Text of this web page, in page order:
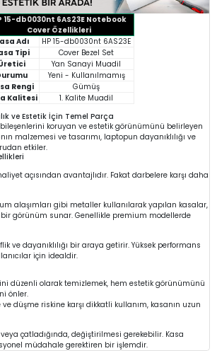
15-db0030nt 6AS23E Notebook
Cover Özellikleri
Adı
HP 15-db0030nt 6AS23E
Tipi
Cover Bezel Set
Yan Sanayi Muadil
Yeni - Kullanılmamış
Rengi
Gümüş
Kalitesi
1. Kalite Muadil
ve Estetik İçin Temel Parça
bileşenlerini koruyan ve estetik görünümünü belirleyen
malzemesi ve tasarımı, laptopun dayanıklılığı ve
etkiler.
açısından avantajlıdır. Fakat darbelere karşı daha
alaşımları gibi metaller kullanılarak yapılan kasalar,
bir görünüm sunar. Genellikle premium modellerde
ve dayanıklılığı bir araya getirir. Yüksek performans
için idealdir.
düzenli olarak temizlemek, hem estetik görünümünü
önler.
düşme riskine karşı dikkatli kullanım, kasanın uzun
çatladığında, değiştirilmesi gerekebilir. Kasa
müdahale gerektiren bir işlemdir.